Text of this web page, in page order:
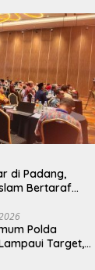
di Padang,
Bertaraf
Polda
Target,